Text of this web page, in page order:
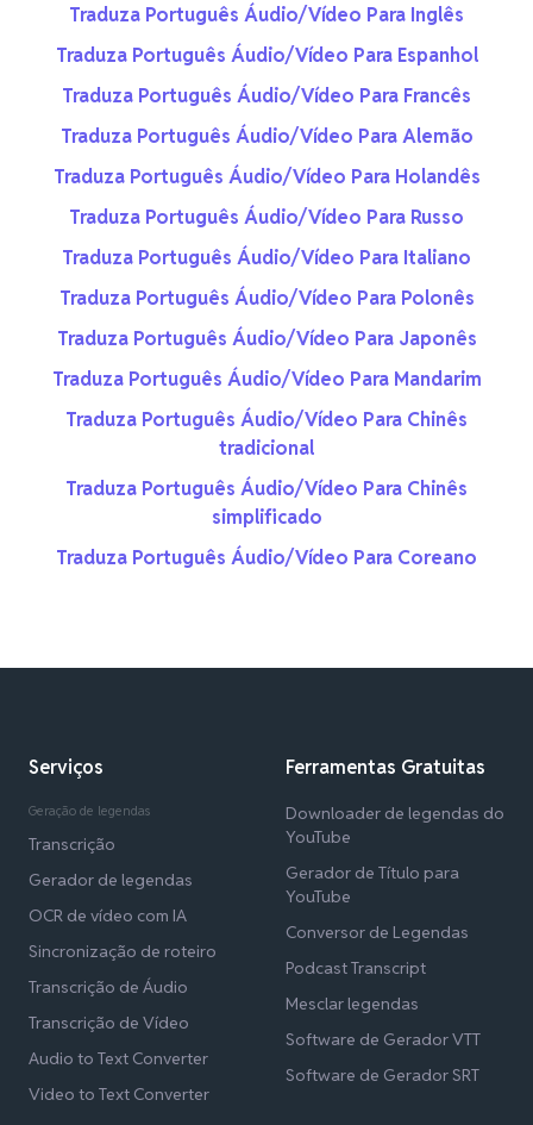
Traduza Português Áudio/Vídeo Para Inglês
Traduza Português Áudio/Vídeo Para Espanhol
Traduza Português Áudio/Vídeo Para Francês
Traduza Português Áudio/Vídeo Para Alemão
Traduza Português Áudio/Vídeo Para Holandês
Traduza Português Áudio/Vídeo Para Russo
Traduza Português Áudio/Vídeo Para Italiano
Traduza Português Áudio/Vídeo Para Polonês
Traduza Português Áudio/Vídeo Para Japonês
Traduza Português Áudio/Vídeo Para Mandarim
Traduza Português Áudio/Vídeo Para Chinês
tradicional
Traduza Português Áudio/Vídeo Para Chinês
simplificado
Traduza Português Áudio/Vídeo Para Coreano
Serviços
Geração de legendas
Transcrição
Gerador de legendas
OCR de vídeo com IA
Sincronização de roteiro
Transcrição de Áudio
Transcrição de Vídeo
Audio to Text Converter
Video to Text Converter
Ferramentas Gratuitas
Downloader de legendas do
YouTube
Gerador de Título para
YouTube
Conversor de Legendas
Podcast Transcript
Mesclar legendas
Software de Gerador VTT
Software de Gerador SRT